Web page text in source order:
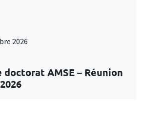
2026
doctorat AMSE – Réunion